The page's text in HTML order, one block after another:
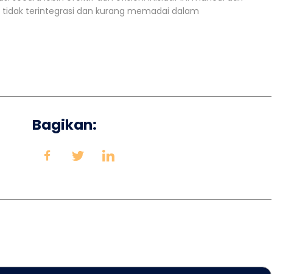
terintegrasi dan kurang memadai dalam
Bagikan: